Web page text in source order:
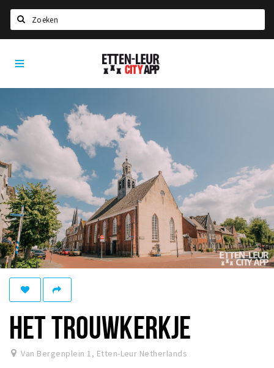
Home
Agenda
Deals
Party pics
Nieuws, interviews & blogs
Eten
Drinken
Slapen
Recreatief
Winkels
Winkelgebieden
Bezienswaardigheden
Musea, theaters & podia
Etten-
Leur
HET TROUWKERKJE
Van Bergenplein 1, Etten-Leur Netherlands